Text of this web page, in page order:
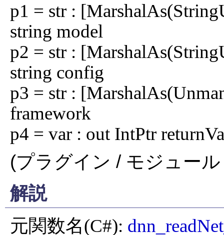
p1 = str :
string model
p2 = str :
string config
p3 = str :
framework
p4 = var : out IntPtr
(プラグイン / モジュー
解説
元関数名(C#):